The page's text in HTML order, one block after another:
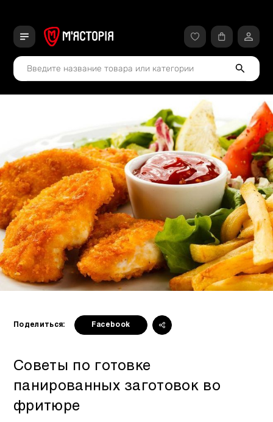
Поделиться: Facebook
Советы по готовке
панированных заготовок во
фритюре